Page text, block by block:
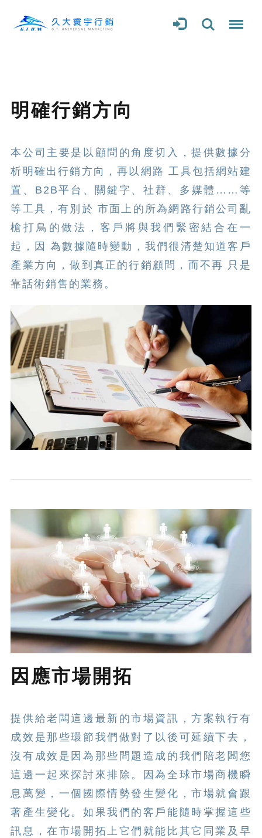
明確行銷方向
本公司主要是以顧問的角度切入，提供數據分
析明確出行銷方向，再以網路 工具包括網站建
置、B2B平台、關鍵字、社群、多媒體……等
等工具，有別於 市面上的所為網路行銷公司亂
槍打鳥的做法，客戶將與我們緊密結合在一
起，因 為數據隨時變動，我們很清楚知道客戶
產業方向，做到真正的行銷顧問，而不再 只是
靠話術銷售的業務。
因應市場開拓
提供給老闆這邊最新的市場資訊，方案執行有
成效是那些環節我們做對了以後可延續下去，
沒有成效是因為那些問題造成的我們陪老闆您
這邊一起來探討來排除。因為全球市場商機瞬
息萬變，一個國際情勢發生變化，市場就會跟
著產生變化。如果我們的客戶能隨時掌握這些
訊息，在市場開拓上它們就能比其它同業及早